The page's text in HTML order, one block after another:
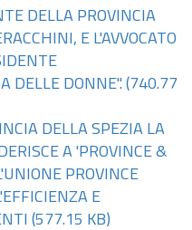
DELLA PROVINCIA
E L'AVVOCATO
DELLE DONNE". (740.77
DELLA SPEZIA LA
A 'PROVINCE &
PROVINCE
E
(577.15 KB)